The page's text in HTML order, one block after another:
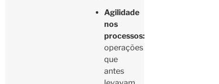
Agilidade
nos
processos:
operações
que
antes